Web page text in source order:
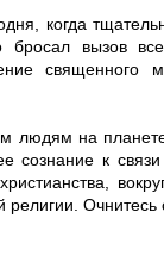
когда
бросал вызов
людям на
сознание к
религии. Очнитесь